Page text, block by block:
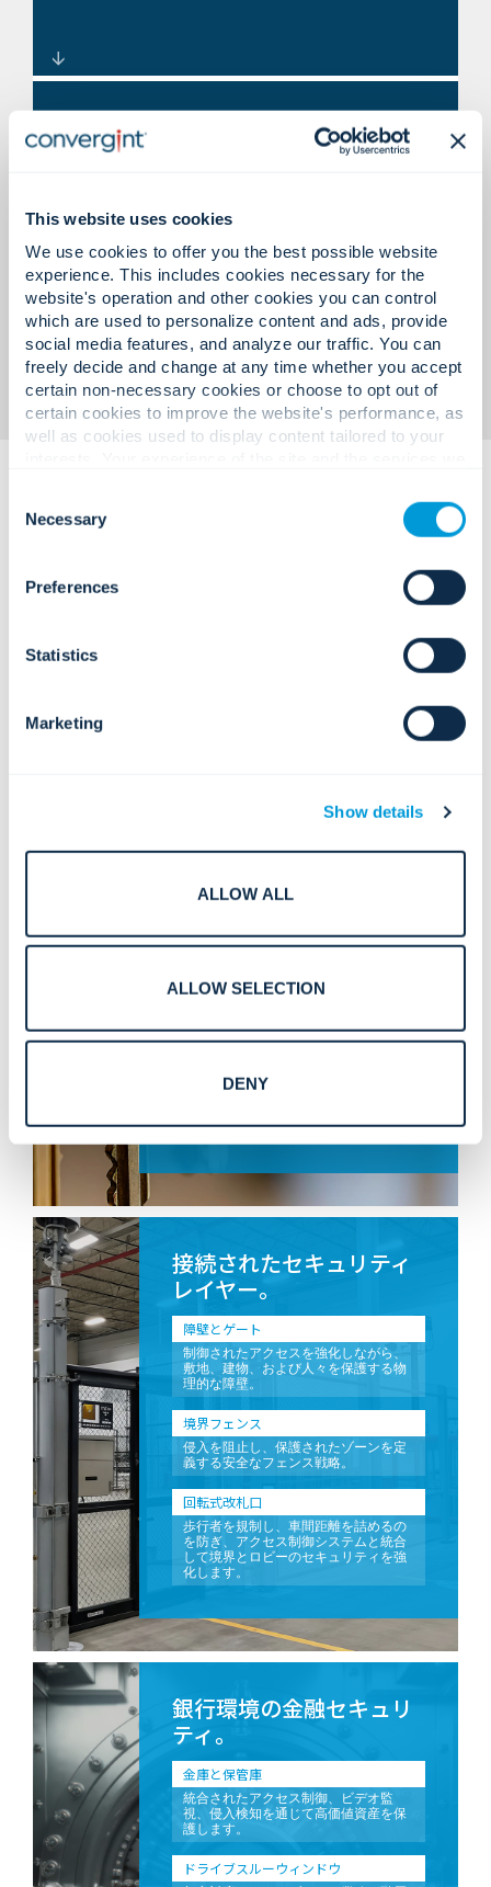
This website uses cookies
We use cookies to offer you the best possible website
experience. This includes cookies necessary for the
website's operation and other cookies you can control
which are used to personalize content and ads, provide
social media features, and analyze our traffic. You can
freely decide and change at any time whether you accept
certain non-necessary cookies or choose to opt out of
certain cookies to improve the website's performance, as
well as cookies used to display content tailored to your
cookies. Click "Show details" below for more information
about who we share your information with.
Selection
Necessary
Preferences
Statistics
Marketing
Show details
ALLOW ALL
ALLOW SELECTION
DENY
制御とスループットを向上させ
る回転式改札口、回転ドア、入
規制または高度なセキュリティ
要件。
コンプライアンスとビジネス ニ
ーズをサポートするように設計
されたモジュラー ボールト ソリ
ューション。
ピングされた、
明確なエンタープラ
コア物理セキュリティ シ
信頼性の高い機械的および電気機械的
します。
鍵管理
す。
れた入場ソリューション。
接続されたセキュリティ
レイヤー。
障壁とゲート
制御されたアクセスを強化しながら、
敷地、建物、および人々を保護する物
理的な障壁。
境界フェンス
侵入を阻止し、保護されたゾーンを定
義する安全なフェンス戦略。
回転式改札口
歩行者を規制し、車間距離を詰めるの
を防ぎ、アクセス制御システムと統合
して境界とロビーのセキュリティを強
化します。
銀行環境の金融セキュリ
ティ。
金庫と保管庫
統合されたアクセス制御、ビデオ監
視、侵入検知を通じて高価値資産を保
護します。
ドライブスルーウィンドウ